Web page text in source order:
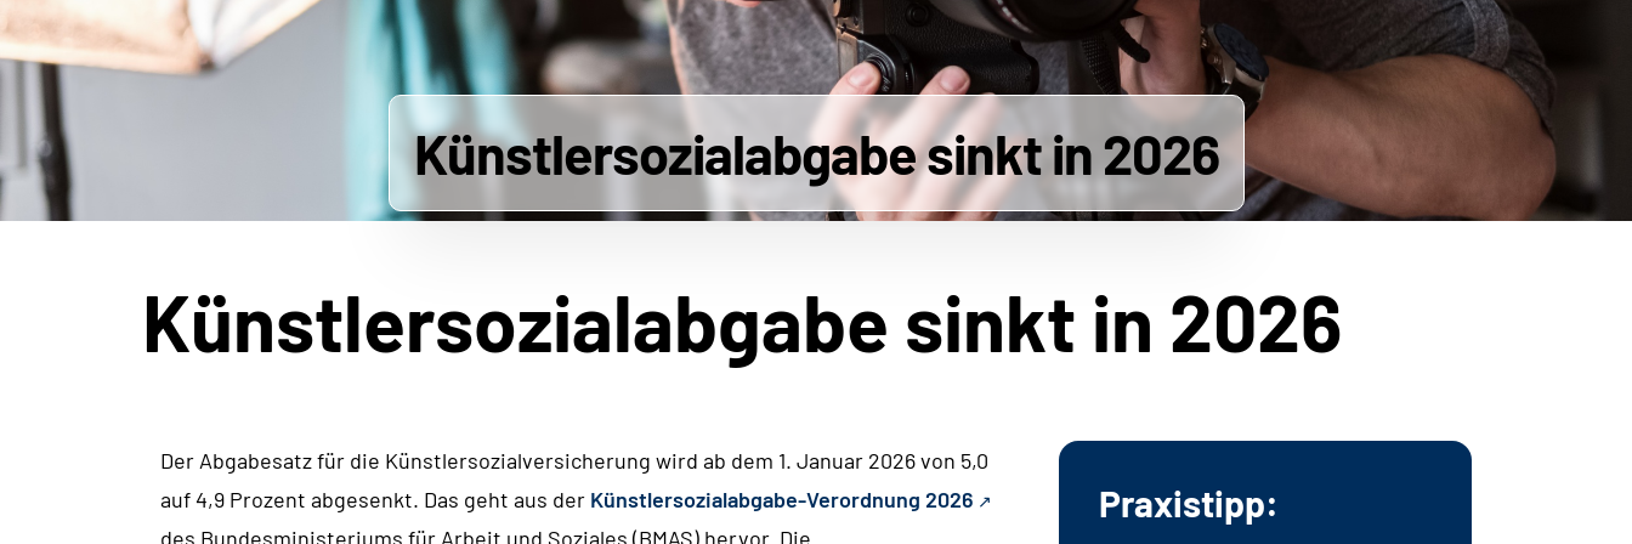
Künstlersozialabgabe sinkt in 2026
Künstlersozialabgabe sinkt in 2026
Der Abgabesatz für die Künstlersozialversicherung wird ab dem 1. Januar 2026 von 5,0
auf 4,9 Prozent abgesenkt. Das geht aus der Künstlersozialabgabe-Verordnung 2026
des Bundesministeriums für Arbeit und Soziales (BMAS) hervor. Die
Praxistipp: